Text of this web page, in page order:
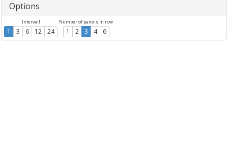
Options
Intervall
1 3 6 12 24
Number of panels in row
1 2 3 4 6